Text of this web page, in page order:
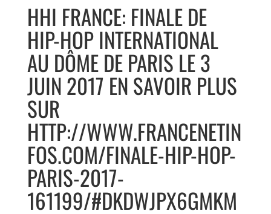
HHI FRANCE: FINALE DE
HIP-HOP INTERNATIONAL
AU DÔME DE PARIS LE 3
JUIN 2017 EN SAVOIR PLUS
SUR
HTTP://WWW.FRANCENETIN
FOS.COM/FINALE-HIP-HOP-
PARIS-2017-
161199/#DKDWJPX6GMKM